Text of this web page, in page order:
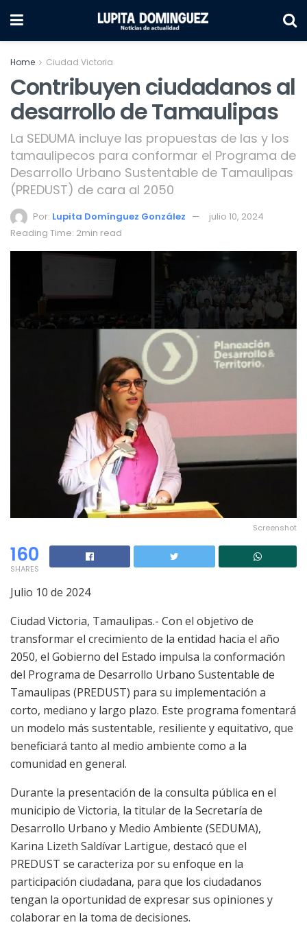
Home Ciudad Victoria
Contribuyen ciudadanos al
desarrollo de Tamaulipas
La SEDUMA incluye las propuestas de las y los
tamaulipecos para conformar el Programa de
Desarrollo Urbano Sustentable de Tamaulipas
(PREDUST) de cara al 2050
Por: Lupita Domínguez González
julio 10, 2024
Reading Time: 2min read
Screenshot
160
SHARES
Julio 10 de 2024
Ciudad Victoria, Tamaulipas.- Con el objetivo de
transformar el crecimiento de la entidad hacia el año
2050, el Gobierno del Estado impulsa la conformación
del Programa de Desarrollo Urbano Sustentable de
Tamaulipas (PREDUST) para su implementación a
corto, mediano y largo plazo. Este programa fomentará
un modelo más sustentable, resiliente y equitativo, que
beneficiará tanto al medio ambiente como a la
comunidad en general.
Durante la presentación de la consulta pública en el
municipio de Victoria, la titular de la Secretaría de
Desarrollo Urbano y Medio Ambiente (SEDUMA),
Karina Lizeth Saldívar Lartigue, destacó que el
PREDUST se caracteriza por su enfoque en la
participación ciudadana, para que los ciudadanos
tengan la oportunidad de expresar sus opiniones y
colaborar en la toma de decisiones.